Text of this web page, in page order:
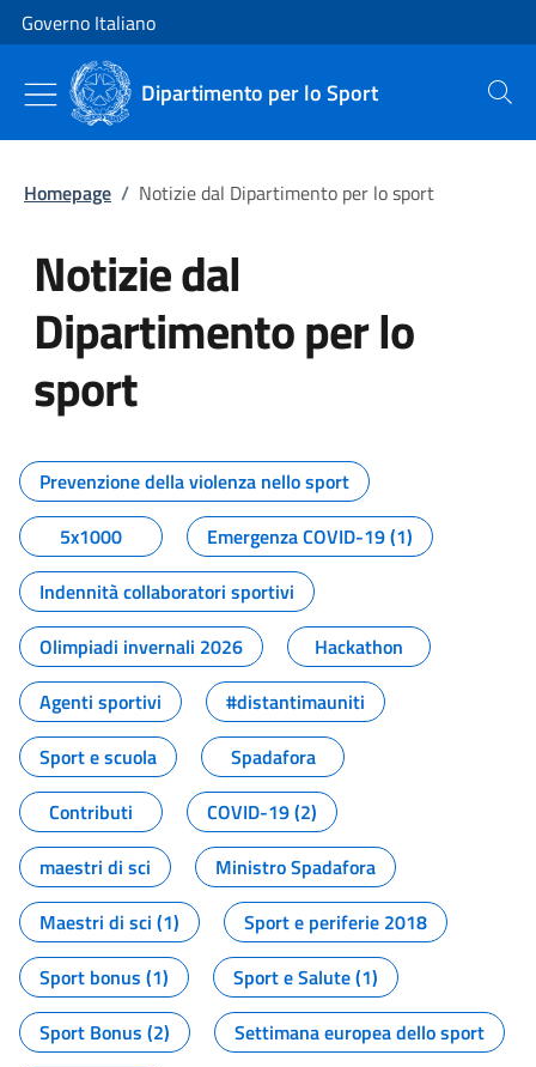
Vai al contenuto
Vai alla navigazione del sito
Governo Italiano
Dipartimento per lo Sport Cerca
Homepage / Notizie dal Dipartimento per lo sport
Notizie dal
Dipartimento per lo
sport
Tutti i contenuti della pagina
Prevenzione della violenza nello sport
5x1000
Emergenza COVID-19 (1)
Indennità collaboratori sportivi
Olimpiadi invernali 2026
Hackathon
Agenti sportivi
#distantimauniti
Sport e scuola
Spadafora
Contributi
COVID-19 (2)
maestri di sci
Ministro Spadafora
Maestri di sci (1)
Sport e periferie 2018
Sport bonus (1)
Sport e Salute (1)
Sport Bonus (2)
Settimana europea dello sport